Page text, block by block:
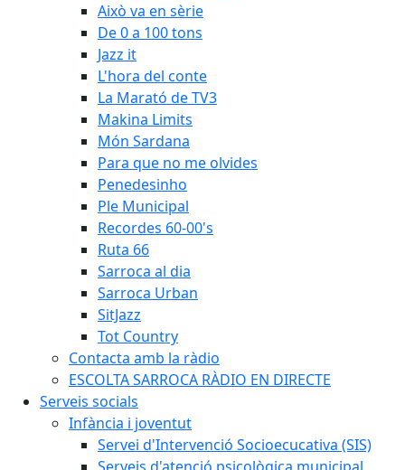
Això va en sèrie
De 0 a 100 tons
Jazz it
L'hora del conte
La Marató de TV3
Makina Limits
Món Sardana
Para que no me olvides
Penedesinho
Ple Municipal
Recordes 60-00's
Ruta 66
Sarroca al dia
Sarroca Urban
SitJazz
Tot Country
Contacta amb la ràdio
ESCOLTA SARROCA RÀDIO EN DIRECTE
Serveis socials
Infància i joventut
Servei d'Intervenció Socioecucativa (SIS)